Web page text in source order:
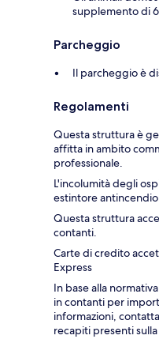
supplemento di 6
Parcheggio
Il parcheggio è
Regolamenti
Questa struttura è
affitta in ambito
professionale.
L'incolumità degli
estintore
Questa struttura
contanti.
Carte di credito
Express
In base alla
in contanti per
informazioni,
recapiti presenti